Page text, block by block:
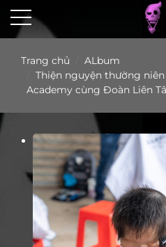
Trang chủ
ALbum
Thiện nguyện thường
Academy cùng Đoàn Liên